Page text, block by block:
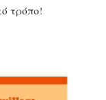
τρόπο!